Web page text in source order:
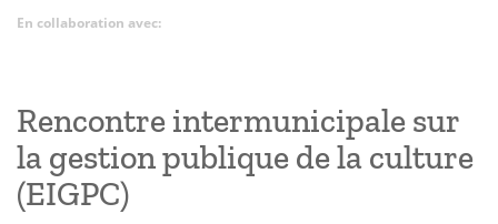
En collaboration avec:
Rencontre intermunicipale sur
la gestion publique de la culture
(EIGPC)